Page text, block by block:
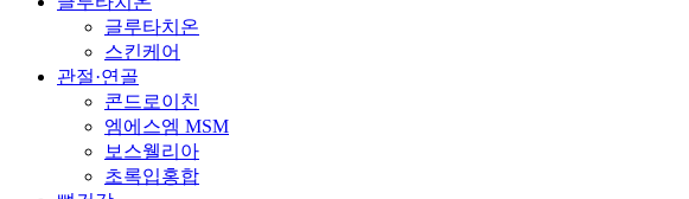
글루타치온
스킨케어
관절·연골
콘드로이친
엠에스엠 MSM
보스웰리아
초록입홍합